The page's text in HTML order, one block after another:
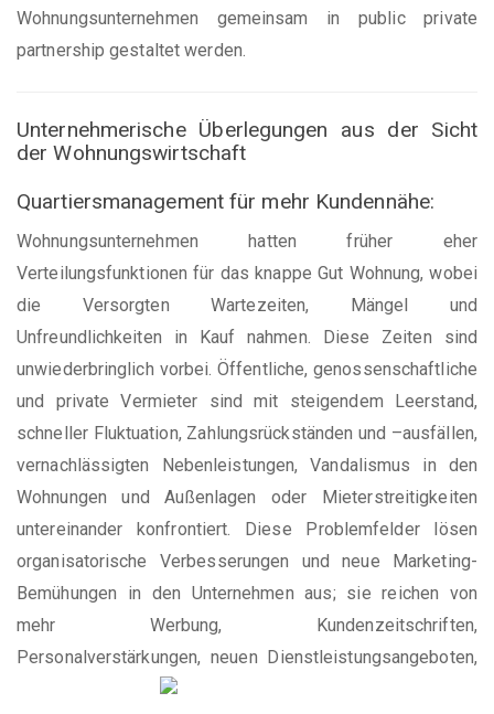
Wohnungsunternehmen gemeinsam in public private
partnership gestaltet werden.
Unternehmerische Überlegungen aus der Sicht
der Wohnungswirtschaft
Quartiersmanagement für mehr Kundennähe:
Wohnungsunternehmen hatten früher eher
Verteilungsfunktionen für das knappe Gut Wohnung, wobei
die Versorgten Wartezeiten, Mängel und
Unfreundlichkeiten in Kauf nahmen. Diese Zeiten sind
unwiederbringlich vorbei. Öffentliche, genossenschaftliche
und private Vermieter sind mit steigendem Leerstand,
schneller Fluktuation, Zahlungsrückständen und –ausfällen,
vernachlässigten Nebenleistungen, Vandalismus in den
Wohnungen und Außenlagen oder Mieterstreitigkeiten
untereinander konfrontiert. Diese Problemfelder lösen
organisatorische Verbesserungen und neue Marketing-
Bemühungen in den Unternehmen aus; sie reichen von
mehr Werbung, Kundenzeitschriften,
Personalverstärkungen, neuen Dienstleistungsangeboten,